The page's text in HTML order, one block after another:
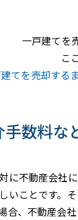
一戸建てを
こ
建てを売却す
数料な
に不動産会社
いことです。
合、不動産会